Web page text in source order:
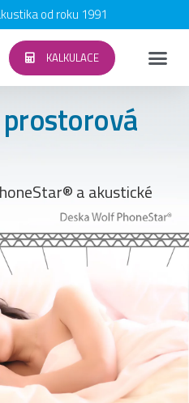
od roku 1991
KALKULACE
a akustické